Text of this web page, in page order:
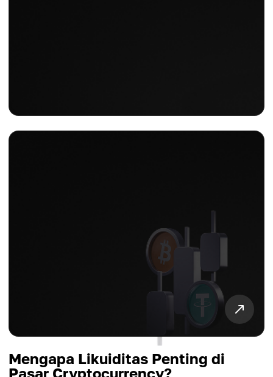
Mengapa Likuiditas Penting di
Pasar Cryptocurrency?